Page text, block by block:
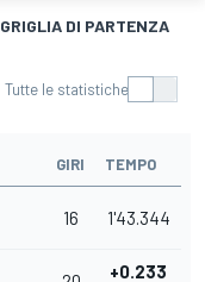
GRIGLIA DI PARTENZA
Tutte le statistiche
GIRI TEMPO
16 1'43.344
+0.233